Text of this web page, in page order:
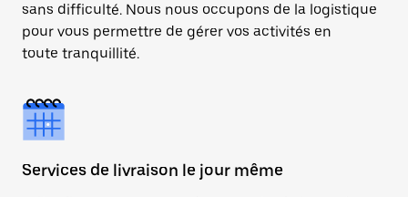
sans difficulté. Nous nous occupons de la logistique
pour vous permettre de gérer vos activités en
toute tranquillité.
Services de livraison le jour même